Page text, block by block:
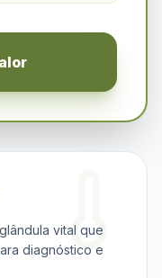
vital que
diagnóstico e